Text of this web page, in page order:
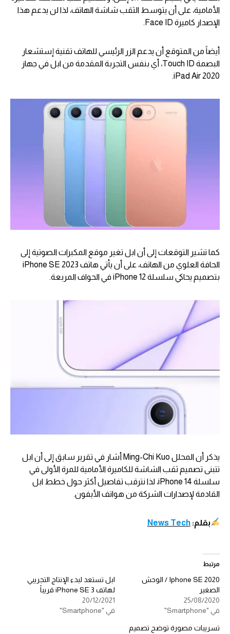
الأمامية، على أن يتوسط الثقب شاشة الهاتف، لذا لن يدعم هذا
الإصدار كاميرة Face ID.
أيضاً من المتوقع أن يدعم الزر الرئيسي للهاتف تقنية إستشعار
البصمة Touch ID، أي بنفس التجربة المقدمة من ابل في جهاز
2020 iPad Air.
كما تشير التوقعات إلى أن ابل تغير موقع المكبرات الصوتية إلى
الحافة العلوي من الهاتف، على أن يأتي هاتف iPhone SE 2023
بتصميم يحاكي سلسلة iPhone 12 في الحواف المربعة.
يذكر أن المحلل Ming-Chi Kuo أشار في تقرير سابق إلى أن ابل
تتبنى تصميم ثقب الشاشة للكاميرة الأمامية للمرة الأولى في
سلسلة iPhone 14، لذا نترقب تفاصيل أكثر حول خطط ابل
القادمة لإصدارات الشركة من هواتف الأيفون.
بقلم:News Tech
مرتبط
Iphone SE 2020 / الوحش
الصغير
25/08/2020
في "Smartphone"
ابل تستعد لبدء الإنتاج التجريبي
لهاتف iPhone SE 3 قريباً
20/12/2021
في "Smartphone"
تسريبات مصورة توضح تصميم